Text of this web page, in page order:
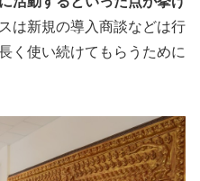
は新規の導入商談などは行
く使い続けてもらうために